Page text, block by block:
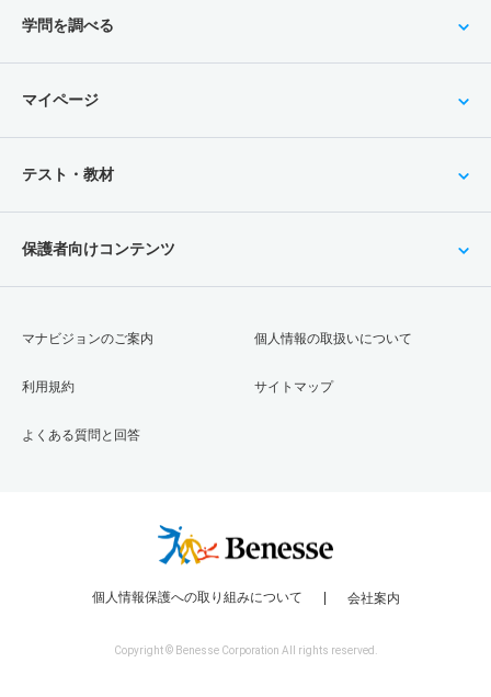
学問を調べる
マイページ
テスト・教材
保護者向けコンテンツ
マナビジョンのご案内
利用規約
よくある質問と回答
個人情報の取扱いについて
サイトマップ
個人情報保護への取り組みについて 会社案内
Copyright © Benesse Corporation All rights reserved.